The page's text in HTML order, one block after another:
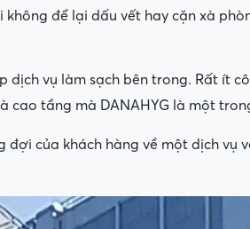
để lại dấu vết hay cặn xà
vụ làm sạch bên trong. Rất ít
cao tầng mà DANAHYG là một
của khách hàng về một dịch vụ